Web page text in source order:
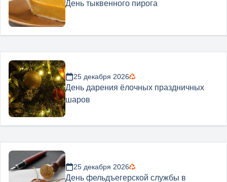
День тыквенного пирога
25 декабря 2026
День дарения ёлочных праздничных
шаров
25 декабря 2026
День фельдъегерской службы в